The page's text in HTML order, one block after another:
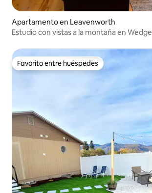
Apartamento en Leavenworth
Estudio con vistas a la montaña en Wedge
Favorito entre huéspedes
Favorito entre huéspedes